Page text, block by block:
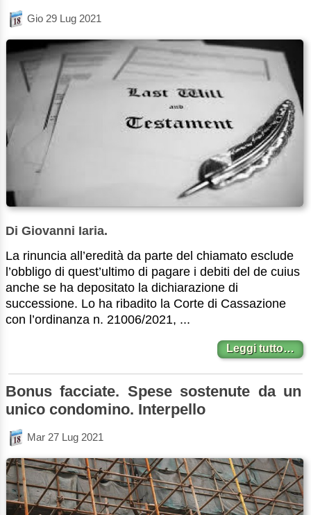
Gio 29 Lug 2021
Di Giovanni Iaria.
La rinuncia all’eredità da parte del chiamato esclude
l’obbligo di quest’ultimo di pagare i debiti del de cuius
anche se ha depositato la dichiarazione di
successione. Lo ha ribadito la Corte di Cassazione
con l’ordinanza n. 21006/2021, ...
Leggi tutto…
Bonus facciate. Spese sostenute da un
unico condomino. Interpello
Mar 27 Lug 2021